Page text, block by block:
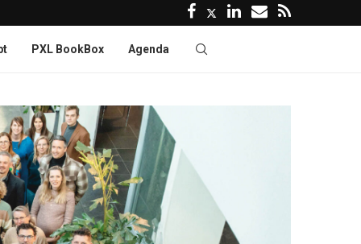
PXL BookBox Agenda